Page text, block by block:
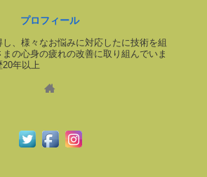
プロフィール
、様々なお悩みに対応したに技術を組
の心身の疲れの改善に取り組んでいま
年以上